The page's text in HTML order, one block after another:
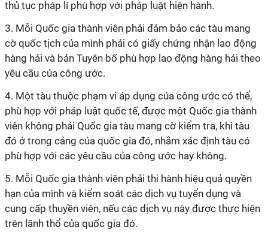
thủ tục pháp líphù hợp với pháp luật hiện hành.
3. Mỗi Quốc gia thành viên phải đảm bảo các tàu mang
cờ quốc tịch của mình phải có giấy chứng nhận lao động
hàng hải và bản Tuyên bố phù hợp lao động hàng hải theo
yêu cầu của công ước.
4. Một tàu thuộc phạm vi áp dụng của công ước có thể,
phù hợp với pháp luật quốc tế, được một Quốc gia thành
viên không phải Quốc gia tàu mang cờ kiểm tra, khi tàu
đó ở trong cảng của quốc gia đó, nhằm xác định tàu có
phù hợp với các yêu cầu của công ước hay không.
5. Mỗi Quốc gia thành viên phải thi hành hiệu quả quyền
hạn của mình và kiểm soát các dịch vụ tuyển dụng và
cung cấp thuyền viên, nếu các dịch vụ này được thực hiện
trên lãnh thổ của quốc gia đó.